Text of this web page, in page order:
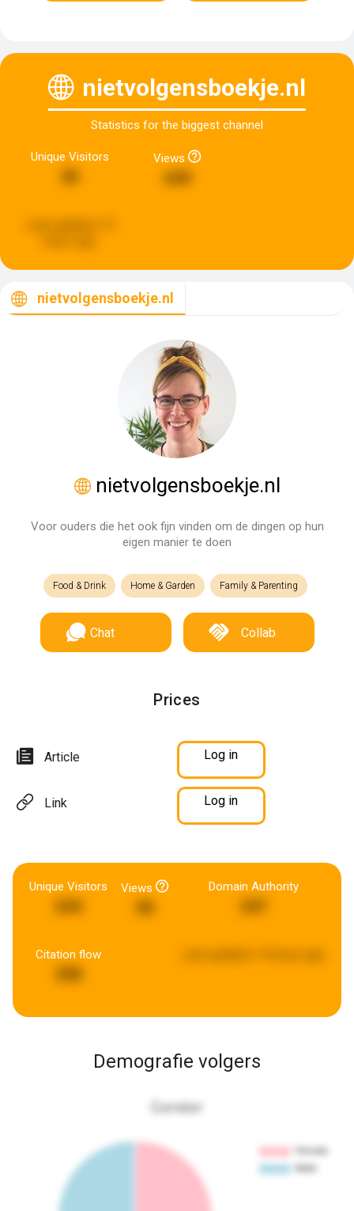
nietvolgensboekje.nl
Statistics for the biggest channel
Unique Visitors Views
649
nietvolgensboekje.nl
nietvolgensboekje.nl
Voor ouders die het ook fijn vinden om de dingen op hun
eigen manier te doen
Food & Drink Home & Garden Family & Parenting
Chat Collab
Prices
Article Log in
Link Log in
Unique Visitors
644
Views Domain Authority
Citation flow
Demografie volgers
Gender